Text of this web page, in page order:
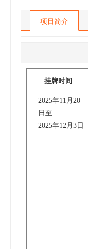
项目简介
挂牌时间
2025年11 月20
日至
2025年12月3日